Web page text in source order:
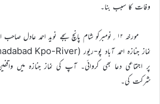
وفات کا سبب بنا۔
مورخہ ۱۲؍نومبرکو شام پانچ بجے نوید احمد عادل
پر اجتماعی دعا بھی کروائی۔ آپ کی نماز جنازہ میں
شرکت کی۔